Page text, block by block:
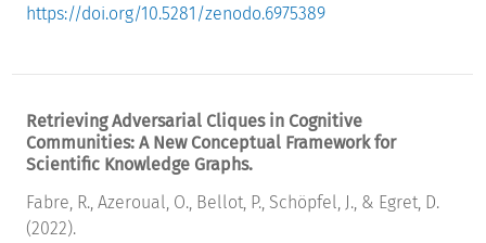
https://doi.org/10.5281/zenodo.6975389
Retrieving Adversarial Cliques in Cognitive
Communities: A New Conceptual Framework for
Scientific Knowledge Graphs.
Fabre, R., Azeroual, O., Bellot, P., Schöpfel, J., & Egret, D.
(2022).